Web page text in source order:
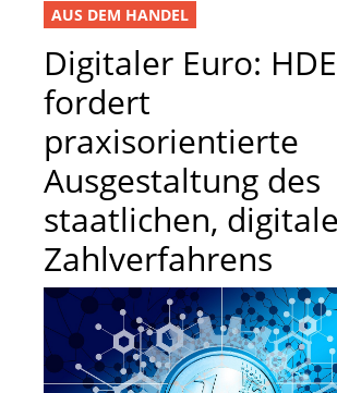
AUS DEM HANDEL
Digitaler Euro: HDE
fordert
praxisorientierte
Ausgestaltung des
staatlichen,
Zahlverfahrens